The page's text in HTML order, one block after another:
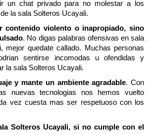
un chat privado para no molestar a los
la sala Solteros Ucayali.
contenido violento o inapropiado, sino
. No digas palabras ofensivas en sala
mejor quedate callado. Muchas personas
sentirse incomodas u ofendidas y
la sala Solteros Ucayali.
y mante un ambiente agradable. Con
nuevas tecnologias nos hemos vuelto
vez cuesta mas ser respetuoso con los
Solteros Ucayali, si no cumple con el